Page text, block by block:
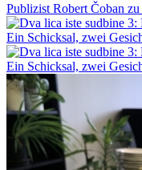
Publizist Robert Čoban
Ein Schicksal, zwei
Ein Schicksal, zwei